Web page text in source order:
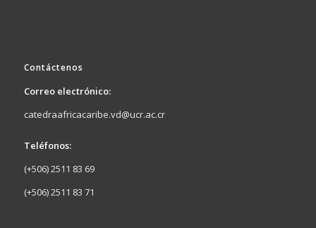
Contáctenos
Correo electrónico:
catedraafricacaribe.vd@ucr.ac.cr
Teléfonos:
(+506) 2511 83 69
(+506) 2511 83 71